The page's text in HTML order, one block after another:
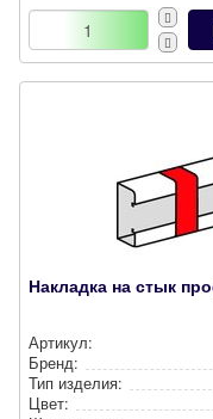
Накладка на стык
Артикул:
Бренд:
Тип изделия:
Цвет: